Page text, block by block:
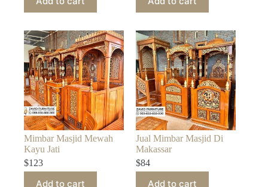
Mimbar Masjid Mewah
Kayu Jati
$123
Add to cart
Jual Mimbar Masjid Di
Makassar
$84
Add to cart